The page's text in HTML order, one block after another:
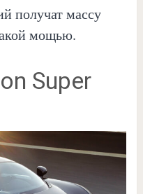
получат массу
мощью.
Super